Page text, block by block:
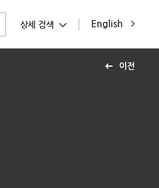
English
상세 검색
이전